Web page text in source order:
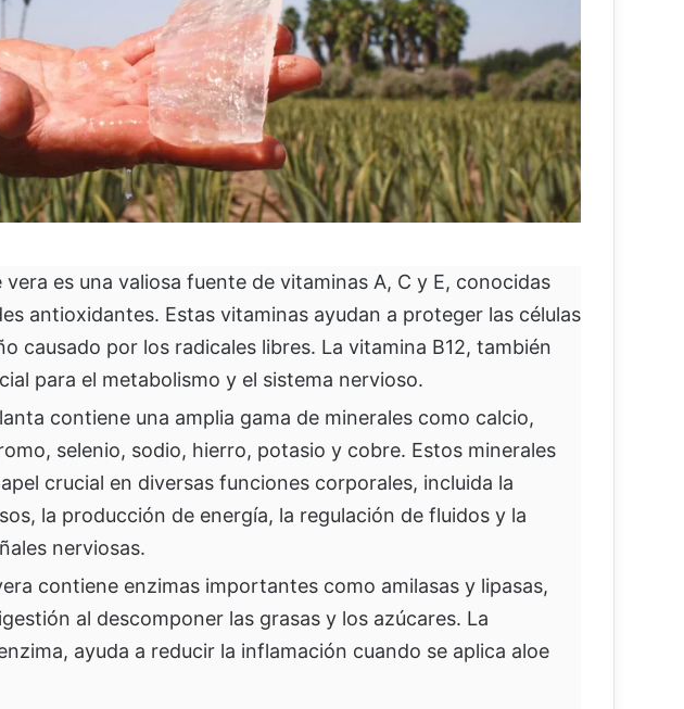
vera es una valiosa fuente de vitaminas A, C y E, conocidas
antioxidantes. Estas vitaminas ayudan a proteger las células
causado por los radicales libres. La vitamina B12, también
para el metabolismo y el sistema nervioso.
contiene una amplia gama de minerales como calcio,
selenio, sodio, hierro, potasio y cobre. Estos minerales
crucial en diversas funciones corporales, incluida la
la producción de energía, la regulación de fluidos y la
nerviosas.
contiene enzimas importantes como amilasas y lipasas,
al descomponer las grasas y los azúcares. La
ayuda a reducir la inflamación cuando se aplica aloe